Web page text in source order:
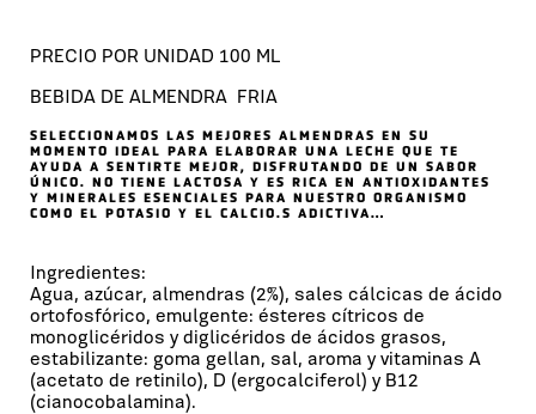
PRECIO POR UNIDAD 100 ML
BEBIDA DE ALMENDRA FRIA
SELECCIONAMOS LAS MEJORES ALMENDRAS EN SU
MOMENTO IDEAL PARA ELABORAR UNA LECHE QUE TE
AYUDA A SENTIRTE MEJOR, DISFRUTANDO DE UN SABOR
ÚNICO. NO TIENE LACTOSA Y ES RICA EN ANTIOXIDANTES
Y MINERALES ESENCIALES PARA NUESTRO ORGANISMO
COMO EL POTASIO Y EL CALCIO.S ADICTIVA…
Ingredientes:
Agua, azúcar, almendras (2%), sales cálcicas de ácido
ortofosfórico, emulgente: ésteres cítricos de
monoglicéridos y diglicéridos de ácidos grasos,
estabilizante: goma gellan, sal, aroma y vitaminas A
(acetato de retinilo), D (ergocalciferol) y B12
(cianocobalamina).